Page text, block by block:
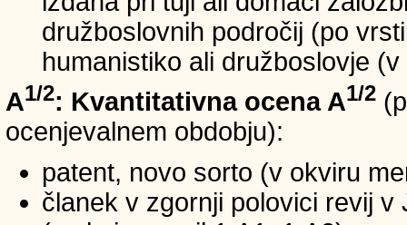
družboslovnih področij (po
humanistiko ali družboslovje
A1/2: Kvantitativna ocena A1/2
ocenjevalnem obdobju):
patent, novo sorto (v okviru
članek v zgornji polovici revij